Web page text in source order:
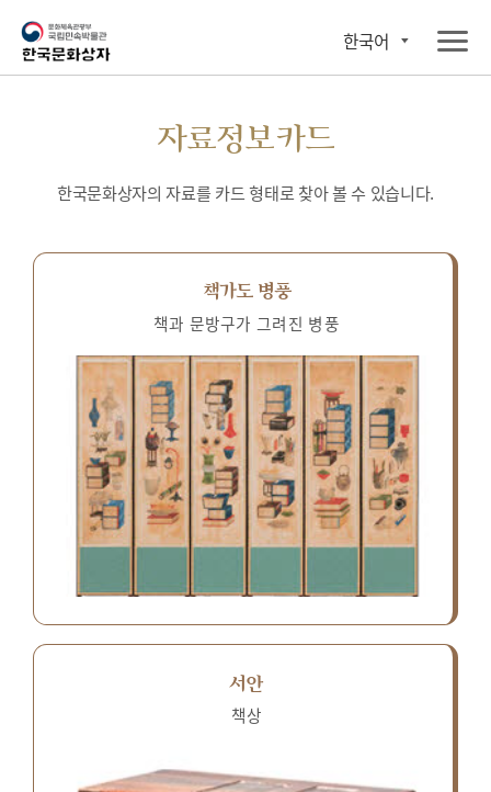
한국어
자료정보카드
한국문화상자의 자료를 카드 형태로 찾아 볼 수 있습니다.
책가도 병풍
책과 문방구가 그려진 병풍
서안
책상